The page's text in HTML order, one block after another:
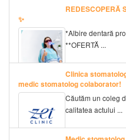
REDESCOPERĂ
✨
*Albire dentară
**OFERTĂ ...
Clinica
medic stomatolog colaborator!
Căutăm un coleg
calitatea actului ...